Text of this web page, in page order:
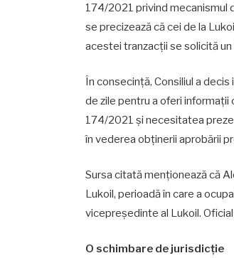
174/2021 privind mecanismul
se precizează că cei de la
acestei tranzacţii se solicită
În consecinţă, Consiliul a
de zile pentru a oferi informaţii
174/2021 şi necesitatea
în vederea obţinerii aprobării
Sursa citată menționează că
Lukoil, perioadă în care a
vicepreşedinte al Lukoil.
O schimbare de jurisdicţie